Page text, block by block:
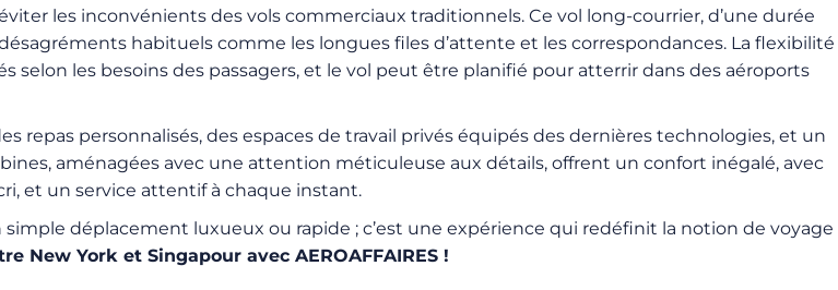
les inconvénients des vols commerciaux traditionnels. Ce vol long-courrier, d’une durée
habituels comme les longues files d’attente et les correspondances. La flexibilité
les besoins des passagers, et le vol peut être planifié pour atterrir dans des aéroports
repas personnalisés, des espaces de travail privés équipés des dernières technologies, et un
aménagées avec une attention méticuleuse aux détails, offrent un confort inégalé, avec
et un service attentif à chaque instant.
déplacement luxueux ou rapide ; c’est une expérience qui redéfinit la notion de voyage
New York et Singapour avec AEROAFFAIRES !